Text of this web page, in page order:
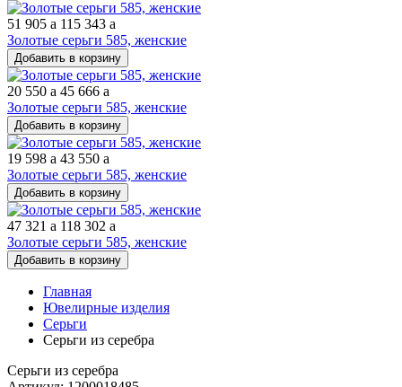
51 905 a 115 343 a
Золотые серьги 585, женские
Добавить в корзину
20 550 a 45 666 a
Золотые серьги 585, женские
Добавить в корзину
19 598 a 43 550 a
Золотые серьги 585, женские
Добавить в корзину
47 321 a 118 302 a
Золотые серьги 585, женские
Добавить в корзину
Главная
Ювелирные изделия
Серьги
Серьги из серебра
Серьги из серебра